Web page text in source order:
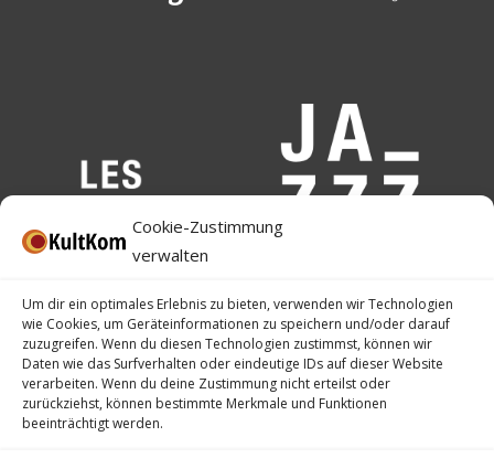
Cookie-Zustimmung
verwalten
Um dir ein optimales Erlebnis zu bieten, verwenden wir Technologien
wie Cookies, um Geräteinformationen zu speichern und/oder darauf
zuzugreifen. Wenn du diesen Technologien zustimmst, können wir
Daten wie das Surfverhalten oder eindeutige IDs auf dieser Website
verarbeiten. Wenn du deine Zustimmung nicht erteilst oder
zurückziehst, können bestimmte Merkmale und Funktionen
beeinträchtigt werden.